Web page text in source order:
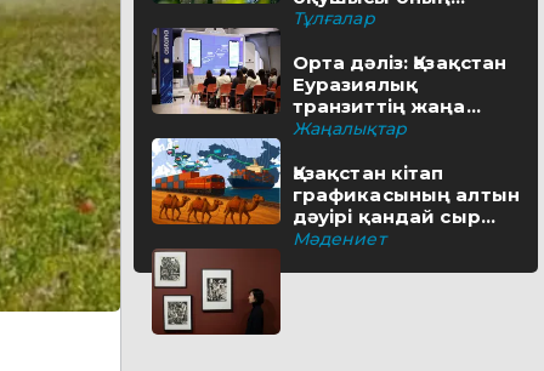
шешімін тапты
Тұлғалар
Орта дәліз: Қазақстан
Еуразиялық
транзиттің жаңа
бағытын қалай салып
Жаңалықтар
Қазақстан кітап
графикасының алтын
дәуірі қандай сыр
бүгіп жатыр?
Мәдениет